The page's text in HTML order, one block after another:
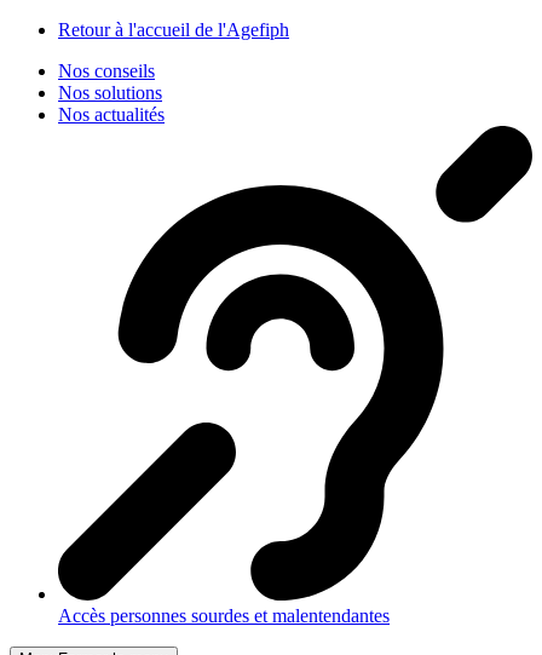
Retour à l'accueil de l'Agefiph
Nos conseils
Nos solutions
Nos actualités
Accès personnes sourdes et malentendantes